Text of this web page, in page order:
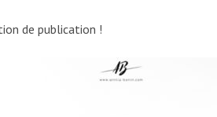
de publication !